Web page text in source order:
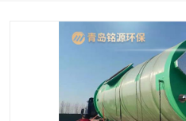
智能截流井
加压泵房/灌溉泵房